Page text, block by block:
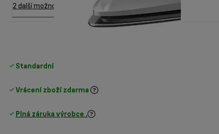
2 další možnost
Standardní doručení zdarma
Vrácení zboží zdarma
Plná záruka výrobce .